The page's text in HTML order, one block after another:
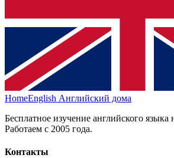
HomeEnglish Английский дома
Бесплатное изучение английского языка
Работаем с 2005 года.
Контакты